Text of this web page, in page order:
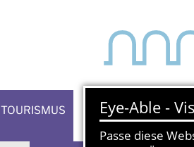
TOURISMUS